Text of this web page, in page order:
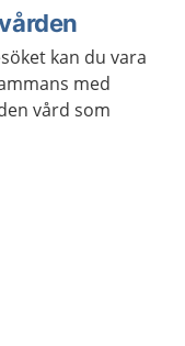
kan du vara
med
vård som